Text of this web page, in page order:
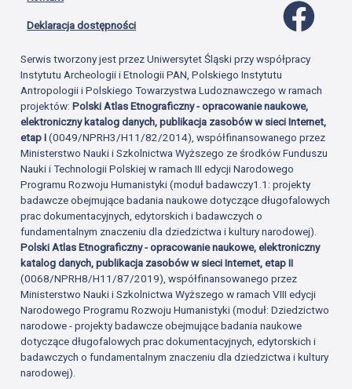
Deklaracja dostępności
Serwis tworzony jest przez Uniwersytet Śląski przy współpracy
Instytutu Archeologii i Etnologii PAN, Polskiego Instytutu
Antropologii i Polskiego Towarzystwa Ludoznawczego w ramach
projektów:Polski Atlas Etnograficzny - opracowanie naukowe,
elektroniczny katalog danych, publikacja zasobów w sieci Internet,
etap I(0049/NPRH3/H11/82/2014), współfinansowanego przez
Ministerstwo Nauki i Szkolnictwa Wyższego ze środków Funduszu
Nauki i Technologii Polskiej w ramach III edycji Narodowego
Programu Rozwoju Humanistyki (moduł badawczy1.1: projekty
badawcze obejmujące badania naukowe dotyczące długofalowych
prac dokumentacyjnych, edytorskich i badawczych o
fundamentalnym znaczeniu dla dziedzictwa i kultury narodowej).
Polski Atlas Etnograficzny - opracowanie naukowe, elektroniczny
katalog danych, publikacja zasobów w sieci Internet, etap II
(0068/NPRH8/H11/87/2019), współfinansowanego przez
Ministerstwo Nauki i Szkolnictwa Wyższego w ramach VIII edycji
Narodowego Programu Rozwoju Humanistyki (moduł: Dziedzictwo
narodowe - projekty badawcze obejmujące badania naukowe
dotyczące długofalowych prac dokumentacyjnych, edytorskich i
badawczych o fundamentalnym znaczeniu dla dziedzictwa i kultury
narodowej).